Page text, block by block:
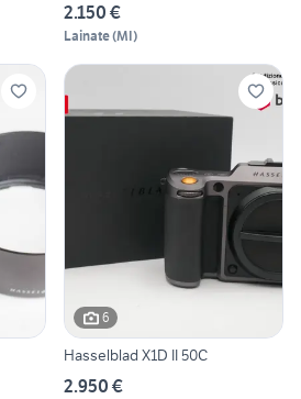
2.150 €
Lainate(MI)
6
Hasselblad X1D II 50C
2.950 €